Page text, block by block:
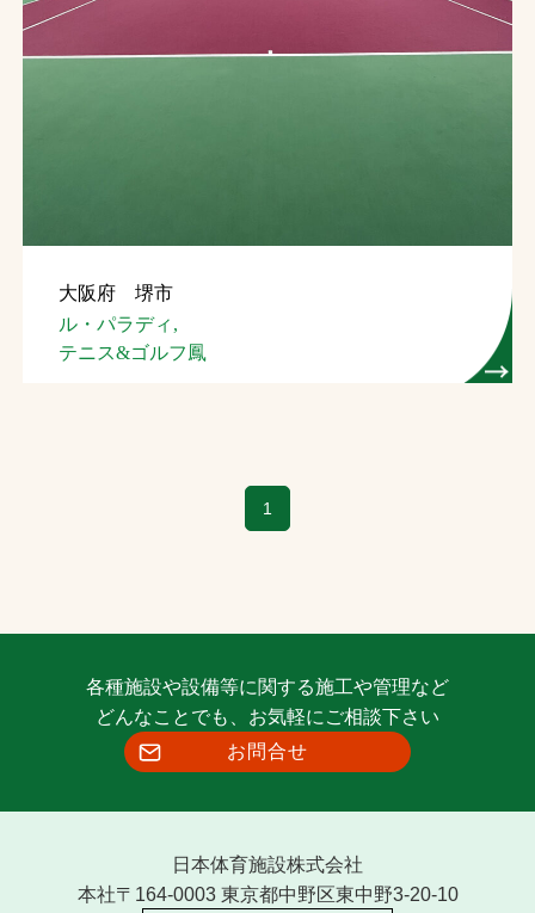
大阪府 堺市
ル・パラディ,
テニス&ゴルフ鳳
1
各種施設や設備等に関する施工や管理など
どんなことでも、お気軽にご相談下さい
お問合せ
日本体育施設株式会社
本社〒164-0003 東京都中野区東中野3-20-10